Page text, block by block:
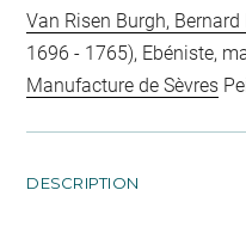
Van Risen Burgh, Bernard II
1696 - 1765), Ebéniste,
Manufacture de Sèvres
DESCRIPTION